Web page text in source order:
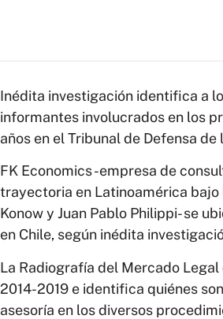
Inédita investigación identifica a
informantes involucrados en los
años en el Tribunal de Defensa
FK Economics -empresa de
trayectoria en Latinoamérica bajo
Konow y Juan Pablo Philippi- se
en Chile, según inédita
La Radiografía del Mercado
2014-2019 e identifica quiénes
asesoría en los diversos